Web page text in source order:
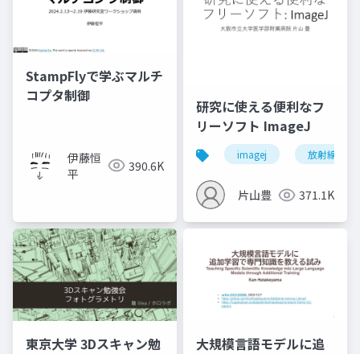
StampFlyで学ぶマルチ
コプタ制御
伊藤恒
平
390.6K
研究に使える便利なフ
リーソフト ImageJ
imagej 放射線技師
片山豊 371.1K
東京大学 3Dスキャン勉
大規模言語モデルに追